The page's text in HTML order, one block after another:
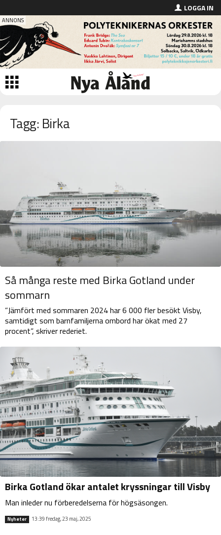
LOGGA IN
Tagg: Birka
Så många reste med Birka Gotland under
sommarn
”Jämfört med sommaren 2024 har 6 000 fler besökt Visby,
samtidigt som barnfamiljerna ombord har ökat med 27
procent”, skriver rederiet.
Birka Gotland ökar antalet kryssningar till Visby
Man inleder nu förberedelserna för högsäsongen.
Nyheter 13:39 fredag, 23 maj, 2025